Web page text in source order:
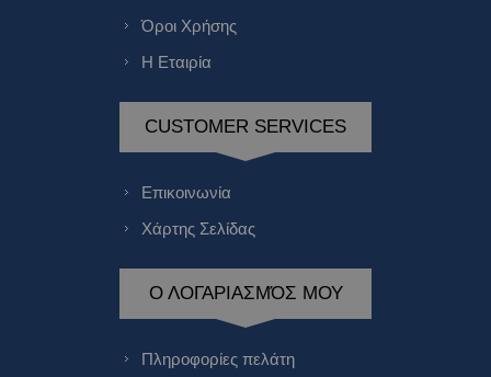
Όροι Χρήσης
Η Εταιρία
CUSTOMER SERVICES
Επικοινωνία
Χάρτης Σελίδας
Ο ΛΟΓΑΡΙΑΣΜΌΣ ΜΟΥ
Πληροφορίες πελάτη